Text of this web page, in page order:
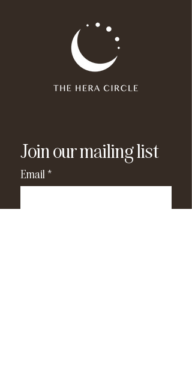
Preis: 15 Euro ( Drinks sind nicht inkludiert )
The Hera Circle Member haben freien
Eintritt (Drinks sind nicht inkludiert )
Join our mailing list
Email *